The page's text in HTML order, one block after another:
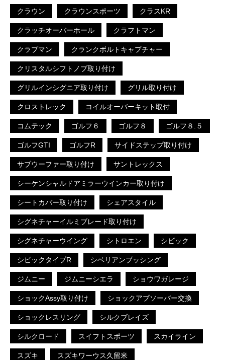
クラウン クラウンスポーツ クラスKR
クラッチオーバーホール クラフトマン
クラブマン クランクボルトキャプチャー
クリスタルシフトノブ取り付け
グリルインシグニア取り付け グリル取り付け
クロストレック コイルオーバーキット取付
コムテック ゴルフ６ ゴルフ８ ゴルフ８.５
ゴルフGTI ゴルフR サイドステップ取り付け
サブウーファー取り付け サントレックス
シーケンシャルドアミラーウインカー取り付け
シートカバー取り付け シェアスタイル
シグネチャーイルミブレード取り付け
シグネチャーウイング シトロエン シビック
シビックタイプR シベリアンブッシング
ジムニー ジムニーシエラ ショウワガレージ
ショックAssy取り付け ショックアブソーバー交換
ショックレスリング シルクブレイズ
シルクロード スイフトスポーツ スカイライン
スズキ スズキワーウス久留米